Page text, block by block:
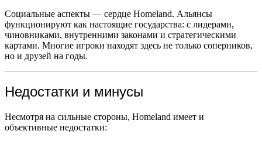
Социальные аспекты — сердце Homeland. Альянсы
функционируют как настоящие государства: с лидерами,
чиновниками, внутренними законами и стратегическими
картами. Многие игроки находят здесь не только соперников,
но и друзей на годы.
Недостатки и минусы
Несмотря на сильные стороны, Homeland имеет и
объективные недостатки: